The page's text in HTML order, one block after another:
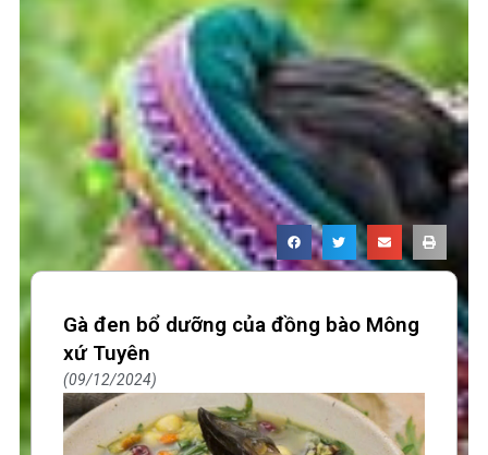
Gà đen bổ dưỡng của đồng bào Mông
xứ Tuyên
09/12/2024